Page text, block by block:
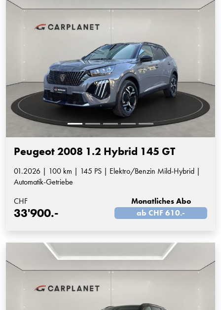
Peugeot 2008 1.2 Hybrid 145 GT
01.2026 | 100 km | 145 PS | Elektro/Benzin Mild-Hybrid |
Automatik-Getriebe
CHF
33'900.-
Monatliches Abo
ab CHF 610.-